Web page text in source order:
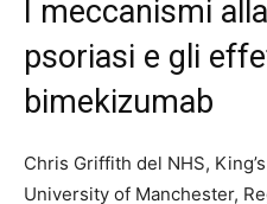
I meccanismi
psoriasi e gli
bimekizumab
Chris Griffith del NHS,
University of Manchester,